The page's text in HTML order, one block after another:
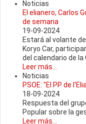
Noticias
El elianero, Carlos
de semana
19-09-2024
Estará al volante
Koryo Car,
del calendario de la
Leer más...
Noticias
PSOE: "El PP de
18-09-2024
Respuesta del
Popular sobre la
Leer más...